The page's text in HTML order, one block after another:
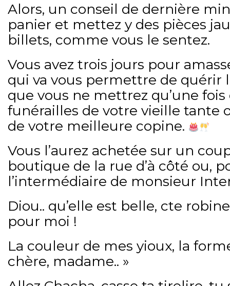
Alors, un conseil de dernière
panier et mettez y des pièces
billets, comme vous le sentez.
Vous avez trois jours pour
qui va vous permettre de quérir
que vous ne mettrez qu’une fois
funérailles de votre vieille tante
de votre meilleure copine.
Vous l’aurez achetée sur un
boutique de la rue d’à côté ou,
l’intermédiaire de monsieur
Diou.. qu’elle est belle, cte
pour moi !
La couleur de mes yioux, la
chère, madame.. »